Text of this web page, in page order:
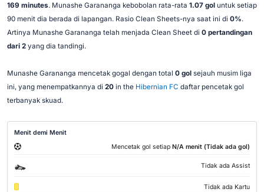
169 minutes. Munashe Garananga kebobolan rata-rata 1.07 goluntuk setiap
90 menit dia berada di lapangan. Rasio Clean Sheets-nya saat ini di 0%.
Artinya Munashe Garananga telah menjada Clean Sheet di 0 pertandingan
dari 2yang dia tandingi.
Munashe Garananga mencetak gogal dengan total 0 golsejauh musim liga
ini, yang menempatkannya di 20in the Hibernian FC daftar pencetak gol
terbanyak skuad.
Menit demi Menit
Mencetak gol setiap N/A menit (Tidak ada gol)
Tidak ada Assist
Tidak ada Kartu